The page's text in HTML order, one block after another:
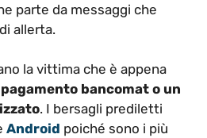
parte da messaggi che
allerta.
la vittima che è appena
bancomat o un
. I bersagli prediletti
Android poiché sono i più